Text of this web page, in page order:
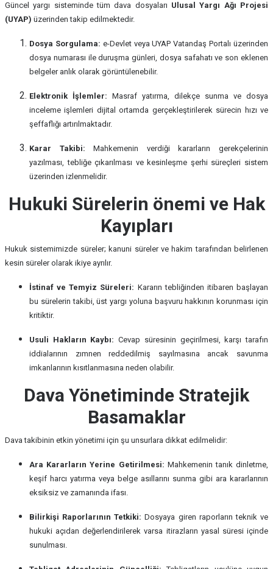
Güncel yargı sisteminde tüm dava dosyaları Ulusal Yargı Ağı Projesi
(UYAP) üzerinden takip edilmektedir.
Dosya Sorgulama: e-Devlet veya UYAP Vatandaş Portalı üzerinden
dosya numarası ile duruşma günleri, dosya safahatı ve son eklenen
belgeler anlık olarak görüntülenebilir.
Elektronik İşlemler: Masraf yatırma, dilekçe sunma ve dosya
inceleme işlemleri dijital ortamda gerçekleştirilerek sürecin hızı ve
şeffaflığı artırılmaktadır.
Karar Takibi: Mahkemenin verdiği kararların gerekçelerinin
yazılması, tebliğe çıkarılması ve kesinleşme şerhi süreçleri sistem
üzerinden izlenmelidir.
Hukuki Sürelerin önemi ve Hak
Kayıpları
Hukuk sistemimizde süreler; kanuni süreler ve hakim tarafından belirlenen
kesin süreler olarak ikiye ayrılır.
İstinaf ve Temyiz Süreleri: Kararın tebliğinden itibaren başlayan
bu sürelerin takibi, üst yargı yoluna başvuru hakkının korunması için
kritiktir.
Usuli Hakların Kaybı: Cevap süresinin geçirilmesi, karşı tarafın
iddialarının zımnen reddedilmiş sayılmasına ancak savunma
imkanlarının kısıtlanmasına neden olabilir.
Dava Yönetiminde Stratejik
Basamaklar
Dava takibinin etkin yönetimi için şu unsurlara dikkat edilmelidir:
Ara Kararların Yerine Getirilmesi: Mahkemenin tanık dinletme,
keşif harcı yatırma veya belge asıllarını sunma gibi ara kararlarının
eksiksiz ve zamanında ifası.
Bilirkişi Raporlarının Tetkiki: Dosyaya giren raporların teknik ve
hukuki açıdan değerlendirilerek varsa itirazların yasal süresi içinde
sunulması.